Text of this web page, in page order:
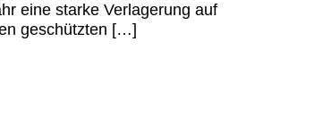
eine starke Verlagerung auf
geschützten […]